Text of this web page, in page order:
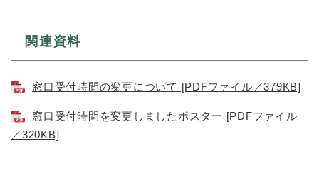
関連資料
窓口受付時間の変更について [PDFファイル／379KB]
窓口受付時間を変更しましたポスター [PDFファイル
／320KB]